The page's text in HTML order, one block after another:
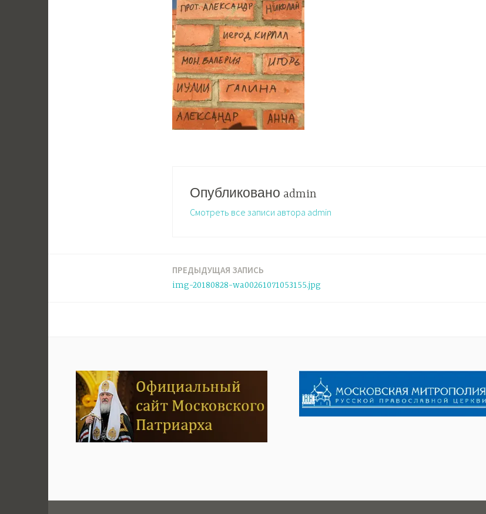
Опубликовано admin
Смотреть все записи автора admin
ПРЕДЫДУЩАЯ ЗАПИСЬ
img-20180828-wa00261071053155.jpg